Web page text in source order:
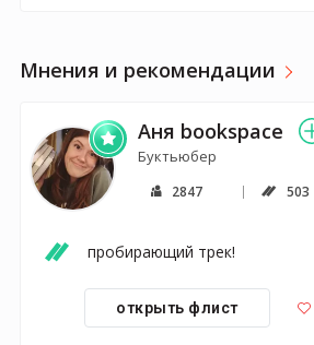
Мнения и рекомендации
Аня bookspace
Буктьюбер
2847 503
пробирающий трек!
открыть флист